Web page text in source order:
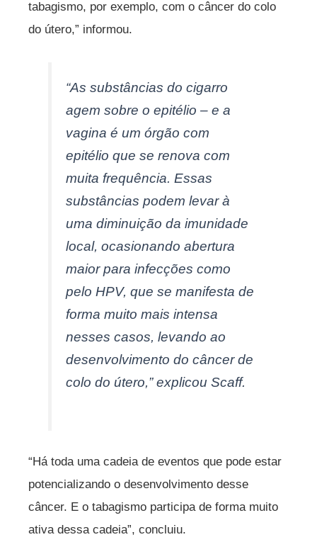
tabagismo, por exemplo, com o câncer do colo
do útero,” informou.
“As substâncias do cigarro
agem sobre o epitélio – e a
vagina é um órgão com
epitélio que se renova com
muita frequência. Essas
substâncias podem levar à
uma diminuição da imunidade
local, ocasionando abertura
maior para infecções como
pelo HPV, que se manifesta de
forma muito mais intensa
nesses casos, levando ao
desenvolvimento do câncer de
colo do útero,” explicou Scaff.
“Há toda uma cadeia de eventos que pode estar
potencializando o desenvolvimento desse
câncer. E o tabagismo participa de forma muito
ativa dessa cadeia”, concluiu.